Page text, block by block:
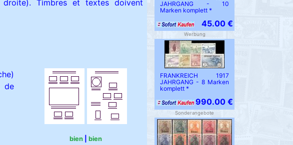
Timbres et textes doivent
de
bien |bien
JAHRGANG - 10
Marken komplett *
45.00 €
Werbung
FRANKREICH 1917
JAHRGANG - 8 Marken
komplett *
990.00 €
Sonderangebote